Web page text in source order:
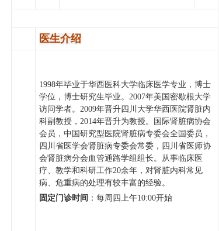
医生介绍
1998年毕业于华西医科大学临床医学专业，博士
学位，博士研究生毕业。2007年美国密歇根大学
访问学者。2009年晋升四川大学华西医院肾脏内
科副教授，2014年晋升为教授。国际肾脏病协会
会员，中国研究型医院肾脏病专委会全国委员，
四川省医学会肾脏病专委会常委，四川省医师协
会肾脏病分会血管通路学组组长。从事临床医
疗、教学和科研工作20余年，对肾脏内科常见
病、危重病的处理有较丰富的经验。
固定门诊时间 ：每周四上午10:00开始